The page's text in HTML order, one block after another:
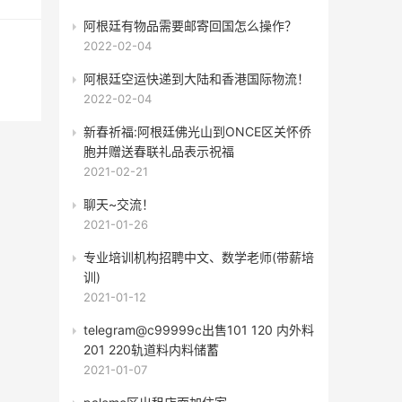
阿根廷有物品需要邮寄回国怎么操作？
2022-02-04
阿根廷空运快递到大陆和香港国际物流！
2022-02-04
新春祈福:阿根廷佛光山到ONCE区关怀侨
胞并赠送春联礼品表示祝福
2021-02-21
聊天~交流！
2021-01-26
专业培训机构​招聘中文、数学老师(带薪培
训)
2021-01-12
telegram@c99999c出售101 120 内外料
201 220轨道料内料储蓄
2021-01-07